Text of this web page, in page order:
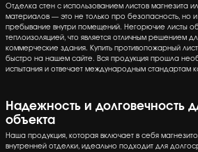
Отделка стен с использованием листов магнезита
материалов — это не только про безопасность, но
пребывание внутри помещений. Негорючие листы
теплоизоляцией, что является отличным решением
коммерческие здания. Купить противопожарный
быстро на нашем сайте. Вся продукция прошла
испытания и отвечает международным стандартам
Надежность и долговечность
объекта
Наша продукция, которая включает в себя
внутренней отделки, идеально подходит для